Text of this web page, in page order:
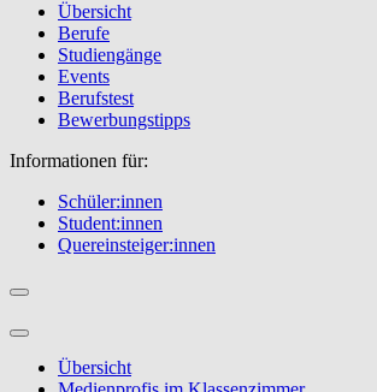
Übersicht
Berufe
Studiengänge
Events
Berufstest
Bewerbungstipps
Informationen für:
Schüler:innen
Student:innen
Quereinsteiger:innen
Übersicht